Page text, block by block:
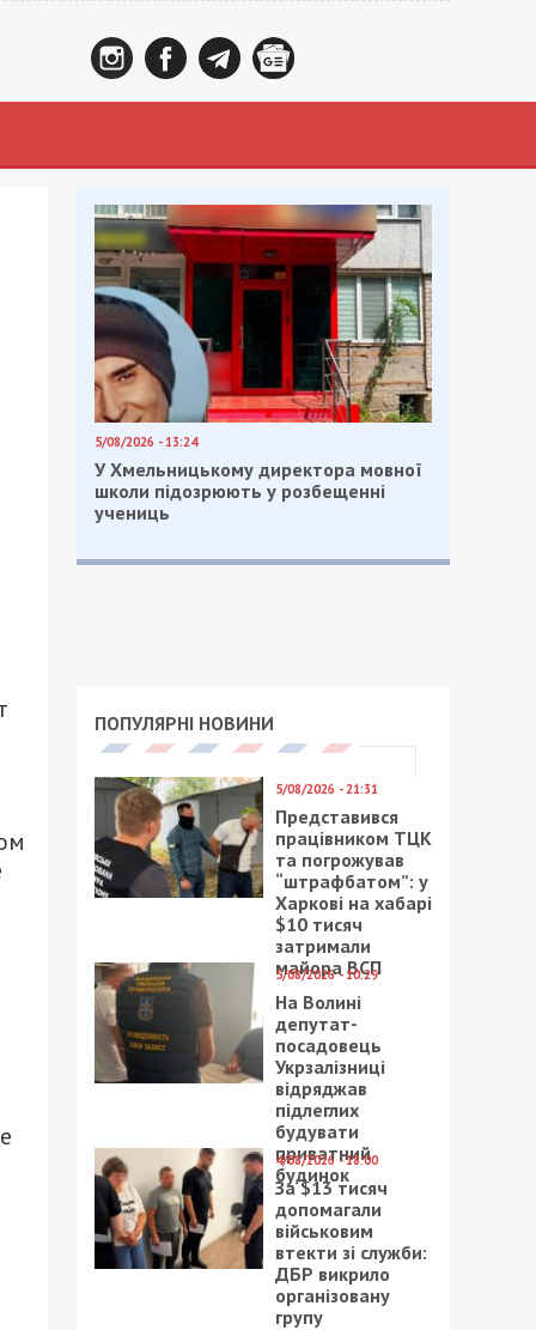
5/08/2026 - 13:24
У Хмельницькому директора мовної
школи підозрюють у розбещенні
учениць
ПОПУЛЯРНІ НОВИНИ
5/08/2026 - 21:31
Представився
працівником ТЦК
та погрожував
“штрафбатом”: у
Харкові на хабарі
$10 тисяч
затримали
майора ВСП
5/08/2026 - 10:29
На Волині
депутат-
посадовець
Укрзалізниці
відряджав
підлеглих
будувати
приватний
будинок
4/08/2026 - 18:00
За $13 тисяч
допомагали
військовим
втекти зі служби:
ДБР викрило
організовану
групу